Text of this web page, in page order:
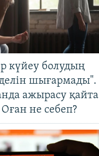
күйеу болудың
шығармады".
ажырасу қайта
не себеп?